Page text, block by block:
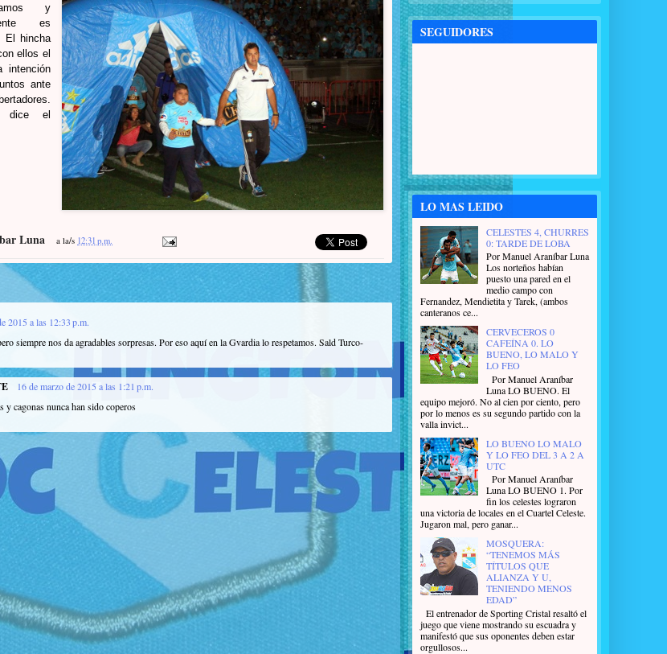
y
es
El hincha
ellos el
intención
ante
dice el
Luna a la/s 12:31 p.m.
2015 a las 12:33 p.m.
siempre nos da agradables sorpresas. Por eso aquí en la Gvardia lo respetamos. Sald Turco-
16 de marzo de 2015 a las 1:21 p.m.
y cagonas nunca han sido coperos
SEGUIDORES
LO MAS LEIDO
CELESTES 4, CHURRES
0: TARDE DE LOBA
Por Manuel Araníbar Luna
Los norteños habían
puesto una pared en el
medio campo con
Fernandez, Mendietita y Tarek, (ambos
canteranos ce...
CERVECEROS 0
CAFEÍNA 0. LO
BUENO, LO MALO Y
LO FEO
Por Manuel Araníbar
Luna LO BUENO. El
equipo mejoró. No al cien por ciento, pero
por lo menos es su segundo partido con la
valla invict...
LO BUENO LO MALO
Y LO FEO DEL 3 A 2 A
UTC
Por Manuel Araníbar
Luna LO BUENO 1. Por
fin los celestes lograron
una victoria de locales en el Cuartel Celeste.
Jugaron mal, pero ganar...
MOSQUERA:
“TENEMOS MÁS
TÍTULOS QUE
ALIANZA Y U,
TENIENDO MENOS
EDAD”
El entrenador de Sporting Cristal resaltó el
juego que viene mostrando su escuadra y
manifestó que sus oponentes deben estar
orgullosos...